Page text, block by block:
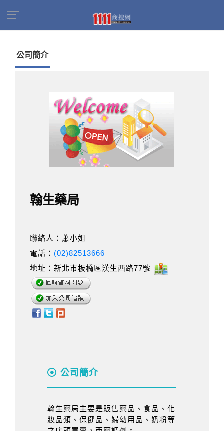
公司簡介
翰生藥局
聯絡人：蕭小姐
電話： (02)82513666
地址：新北市板橋區漢生西路77號
公司簡介
翰生藥局主要是販售藥品、食品、化
妝品類、保健品、婦幼用品、奶粉等